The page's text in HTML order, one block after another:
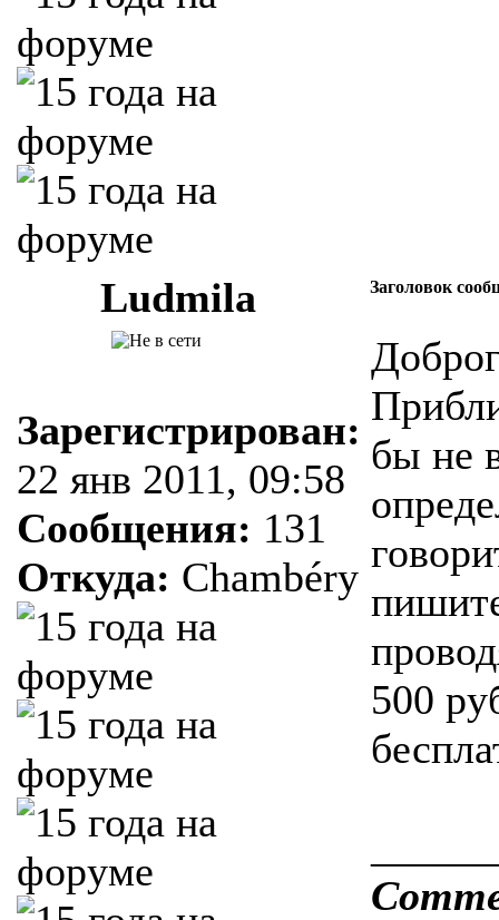
Ludmila Заголовок
Зарегистрирован:
22 янв 2011, 09:58
Сообщения: 131
Откуда: Chambéry
бы не
500